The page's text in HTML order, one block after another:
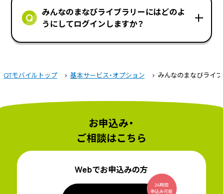
みんなのまなびライブラリーにはどのよ
うにしてログインしますか？
QTモバイルトップ 基本サービス・オプション みんなのまなびライ
お申込み・
ご相談はこちら
Webでお申込みの方